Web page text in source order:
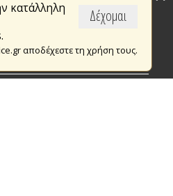
Δέχομαι
κατάλληλη
αποδέχεστε τη χρήση τους.